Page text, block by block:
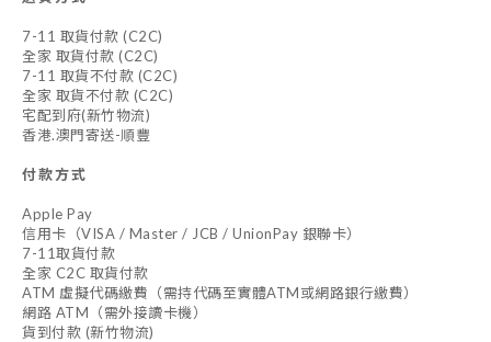
7-11 取貨付款 (C2C)
全家 取貨付款 (C2C)
7-11 取貨不付款 (C2C)
全家 取貨不付款 (C2C)
宅配到府(新竹物流)
香港.澳門寄送-順豐
付款方式
Apple Pay
信用卡（VISA / Master / JCB / UnionPay 銀聯卡）
7-11取貨付款
全家 C2C 取貨付款
ATM 虛擬代碼繳費（需持代碼至實體ATM或網路銀行繳費）
網路 ATM（需外接讀卡機）
貨到付款 (新竹物流)